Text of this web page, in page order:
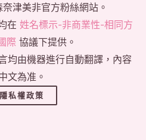
津美非官方粉絲網站。
在 姓名標示-非商業性-相同方
際 協議下提供。
均由機器進行自動翻譯，內容
文為准。
私權政策